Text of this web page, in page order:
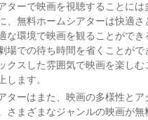
てこない義母と義姉 第5話
ー３ 第5話
キー激戦区の四天王がアイドルグ
らおわり 第6話
の村人 第7話
のおっさん、剣聖になるII 第5
ターで映画を視聴することには
、無料ホームシアターは快適さ
な環境で映画を観ることができ
場での待ち時間を省くことがで
クスした雰囲気で映画を楽しむ
します。
ターはまた、映画の多様性とア
さまざまなジャンルの映画が無